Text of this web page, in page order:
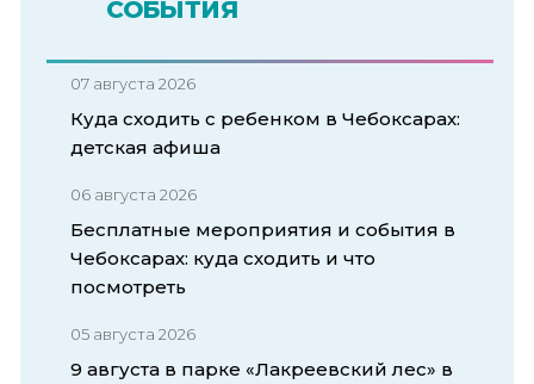
СОБЫТИЯ
07 августа 2026
Куда сходить с ребенком в Чебоксарах:
детская афиша
06 августа 2026
Бесплатные мероприятия и события в
Чебоксарах: куда сходить и что
посмотреть
05 августа 2026
9 августа в парке «Лакреевский лес» в